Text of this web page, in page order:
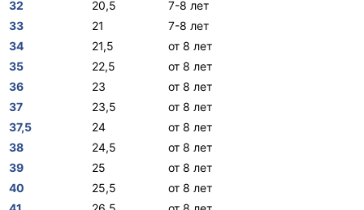
32
20,5
7-8 лет
33
21
7-8 лет
34
21,5
от 8 лет
35
22,5
от 8 лет
36
23
от 8 лет
37
23,5
от 8 лет
37,5
24
от 8 лет
38
24,5
от 8 лет
39
25
от 8 лет
40
25,5
от 8 лет